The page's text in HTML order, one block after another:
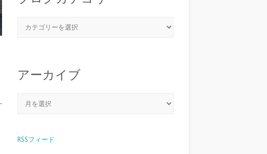
アーカイブ
RSSフィード